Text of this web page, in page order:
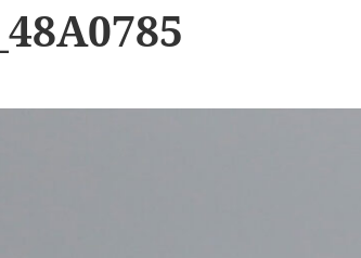
_48A0785